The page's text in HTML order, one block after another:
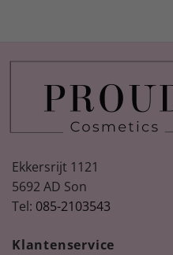
Ekkersrijt 1121
5692 AD Son
Tel: 085-2103543
Klantenservice